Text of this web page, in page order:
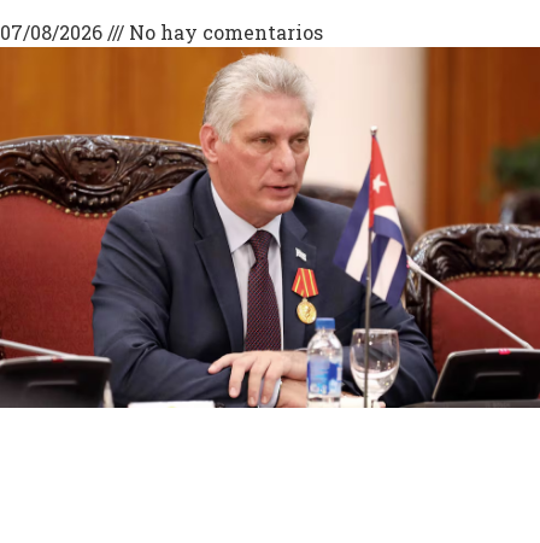
07/08/2026 No hay comentarios